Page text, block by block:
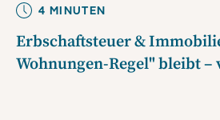
4 MINUTEN
Erbschaftsteuer &
Wohnungen-Regel" bleibt –